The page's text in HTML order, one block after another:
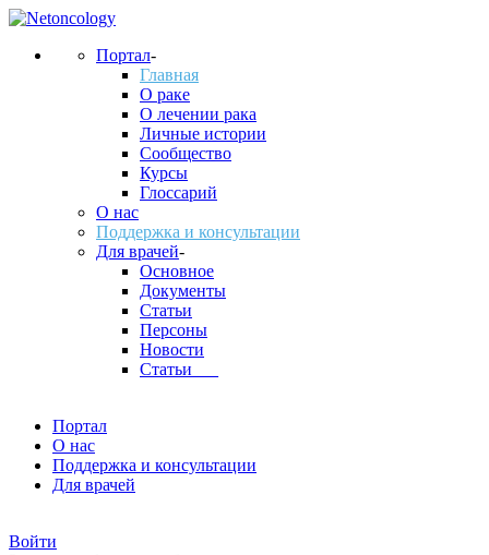
Портал-
Главная
О раке
О лечении рака
Личные истории
Сообщество
Курсы
Глоссарий
О нас
Поддержка и консультации
Для врачей-
Основное
Документы
Статьи
Персоны
Новости
Статьи___
Портал
О нас
Поддержка и консультации
Для врачей
Войти